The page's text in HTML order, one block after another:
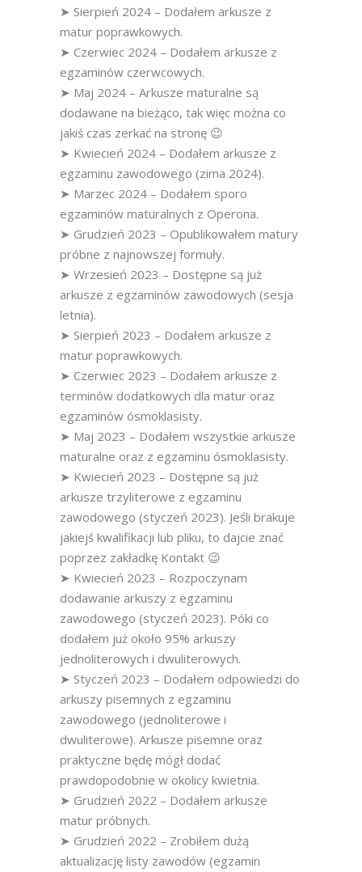
➤ Sierpień 2024 – Dodałem arkusze z
matur poprawkowych.
➤ Czerwiec 2024 – Dodałem arkusze z
egzaminów czerwcowych.
➤ Maj 2024 – Arkusze maturalne są
dodawane na bieżąco, tak więc można co
jakiś czas zerkać na stronę 😉
➤ Kwiecień 2024 – Dodałem arkusze z
egzaminu zawodowego (zima 2024).
➤ Marzec 2024 – Dodałem sporo
egzaminów maturalnych z Operona.
➤ Grudzień 2023 – Opublikowałem matury
próbne z najnowszej formuły.
➤ Wrzesień 2023 – Dostępne są już
arkusze z egzaminów zawodowych (sesja
letnia).
➤ Sierpień 2023 – Dodałem arkusze z
matur poprawkowych.
➤ Czerwiec 2023 – Dodałem arkusze z
terminów dodatkowych dla matur oraz
egzaminów ósmoklasisty.
➤ Maj 2023 – Dodałem wszystkie arkusze
maturalne oraz z egzaminu ósmoklasisty.
➤ Kwiecień 2023 – Dostępne są już
arkusze trzyliterowe z egzaminu
zawodowego (styczeń 2023). Jeśli brakuje
jakiejś kwalifikacji lub pliku, to dajcie znać
poprzez zakładkę Kontakt 😉
➤ Kwiecień 2023 – Rozpoczynam
dodawanie arkuszy z egzaminu
zawodowego (styczeń 2023). Póki co
dodałem już około 95% arkuszy
jednoliterowych i dwuliterowych.
➤ Styczeń 2023 – Dodałem odpowiedzi do
arkuszy pisemnych z egzaminu
zawodowego (jednoliterowe i
dwuliterowe). Arkusze pisemne oraz
praktyczne będę mógł dodać
prawdopodobnie w okolicy kwietnia.
➤ Grudzień 2022 – Dodałem arkusze
matur próbnych.
➤ Grudzień 2022 – Zrobiłem dużą
aktualizację listy zawodów (egzamin